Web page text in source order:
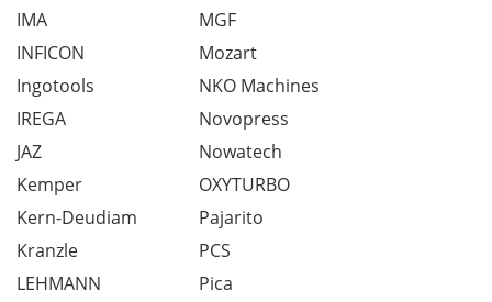
IMA
INFICON
Ingotools
IREGA
JAZ
Kemper
Kern-Deudiam
Kranzle
LEHMANN
MGF
Mozart
NKO Machines
Novopress
Nowatech
OXYTURBO
Pajarito
PCS
Pica